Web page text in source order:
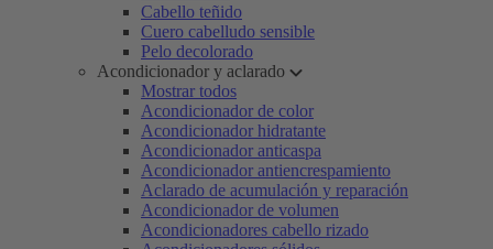
Cabello teñido
Cuero cabelludo sensible
Pelo decolorado
Acondicionador y aclarado
Mostrar todos
Acondicionador de color
Acondicionador hidratante
Acondicionador anticaspa
Acondicionador antiencrespamiento
Aclarado de acumulación y reparación
Acondicionador de volumen
Acondicionadores cabello rizado